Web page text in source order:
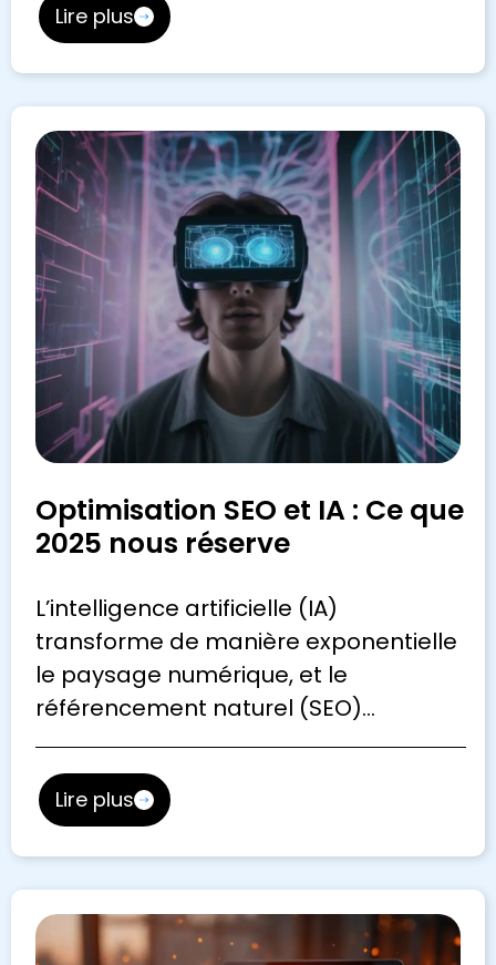
Lire plus
Optimisation SEO et IA : Ce que
2025 nous réserve
L’intelligence artificielle (IA)
transforme de manière exponentielle
le paysage numérique, et le
référencement naturel (SEO)…
Lire plus